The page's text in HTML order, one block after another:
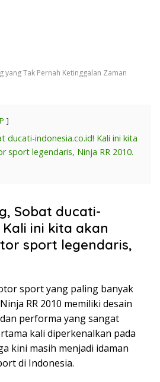
yang Tak Pernah Ketinggalan Zaman
ducati-indonesia.co.id! Kali ini kita
sport legendaris, Ninja RR 2010.
Sobat ducati-
Kali ini kita akan
sport legendaris,
sport yang paling banyak
RR 2010 memiliki desain
performa yang sangat
kali diperkenalkan pada
kini masih menjadi idaman
di Indonesia.